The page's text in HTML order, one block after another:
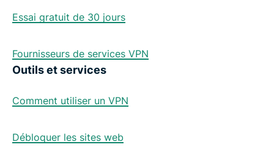
Essai gratuit de 30 jours
Fournisseurs de services VPN
Outils et services
Comment utiliser un VPN
Débloquer les sites web